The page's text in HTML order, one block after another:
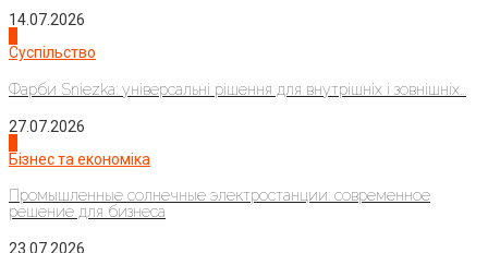
14.07.2026
Суспільство
Фарби Sniezka: універсальні рішення для внутрішніх і зовнішніх...
27.07.2026
Бізнес та економіка
Промышленные солнечные электростанции: современное
решение для бизнеса
23.07.2026